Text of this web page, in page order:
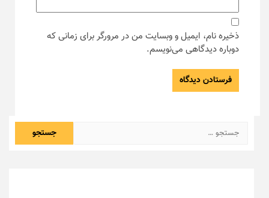
ذخیره نام، ایمیل و وبسایت من در مرورگر برای زمانی که
دوباره دیدگاهی می‌نویسم.
جستجو
برای: